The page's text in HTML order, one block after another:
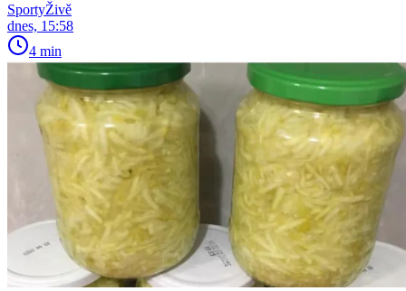
SportyŽivě
dnes, 15:58
4 min